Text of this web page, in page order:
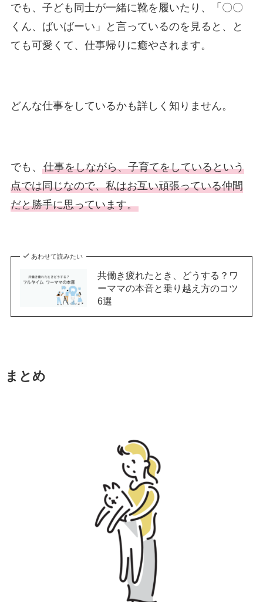
でも、子ども同士が一緒に靴を履いたり、「〇〇
くん、ばいばーい」と言っているのを見ると、と
ても可愛くて、仕事帰りに癒やされます。
どんな仕事をしているかも詳しく知りません。
でも、 仕事をしながら、子育てをしているという
点では同じなので、私はお互い頑張っている仲間
だと勝手に思っています。
あわせて読みたい
共働き疲れたとき、どうする？ワ
ーママの本音と乗り越え方のコツ
6選
まとめ